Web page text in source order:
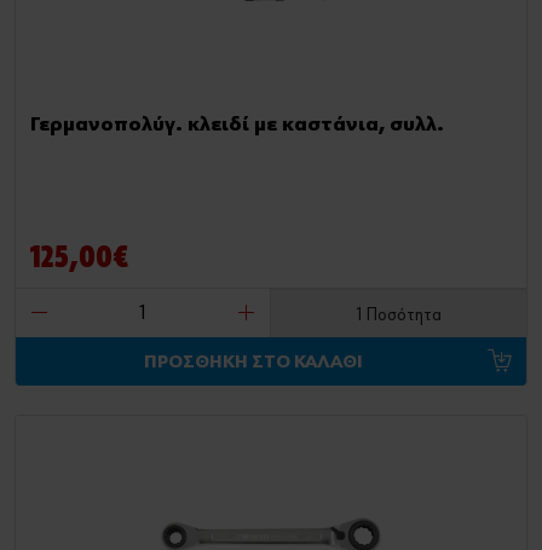
Γερμανοπολύγ. κλειδί με καστάνια, συλλ.
125,00€
1 Ποσότητα
ΠΡΟΣΘΗΚΗ ΣΤΟ ΚΑΛΑΘΙ